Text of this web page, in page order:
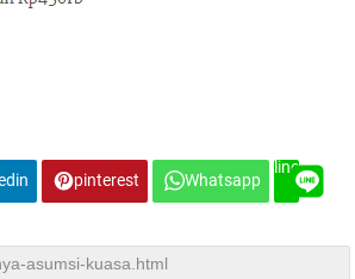
pinterest Whatsapp
line